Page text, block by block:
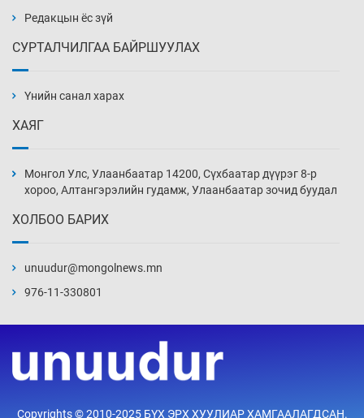
4 цаг 56 мин
5 цаг 26 мин
5 цаг 56 мин
хэмжээг шинэчлэн тогтоох нь
6 цаг 56 мин
Редакцын ёс зүй
СУРТАЛЧИЛГАА БАЙРШУУЛАХ
Үнийн санал харах
ХАЯГ
Монгол Улс, Улаанбаатар 14200, Сүхбаатар дүүрэг 8-р
хороо, Алтангэрэлийн гудамж, Улаанбаатар зочид буудал
ХОЛБОО БАРИХ
unuudur@mongolnews.mn
976-11-330801
Copyrights © 2010-2025 БҮХ ЭРХ ХУУЛИАР ХАМГААЛАГДСАН.